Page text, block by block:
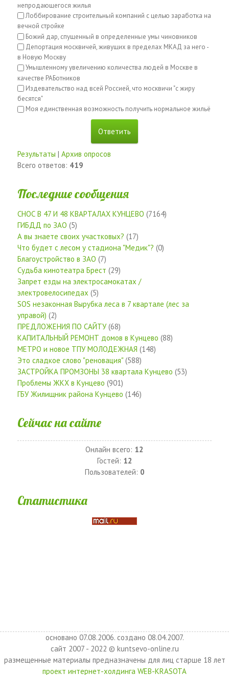
непродающегося жилья
Лоббирование строительный компаний с целью заработка на
вечной стройке
Божий дар, спущенный в определенные умы чиновников
Депортация москвичей, живущих в пределах МКАД за него -
в Новую Москву
Умышленному увеличению количества людей в Москве в
качестве РАБотников
Издевательство над всей Россией, что москвичи "с жиру
бесятся"
Моя единственная возможность получить нормальное жильё
Результаты | Архив опросов
Всего ответов: 419
Последние сообщения
СНОС В 47 И 48 КВАРТАЛАХ КУНЦЕВО (7164)
ГИБДД по ЗАО (5)
А вы знаете своих участковых? (17)
Что будет с лесом у стадиона "Медик"? (0)
Благоустройство в ЗАО (7)
Судьба кинотеатра Брест (29)
Запрет езды на электросамокатах /
электровелосипедах (5)
SOS незаконная Вырубка леса в 7 квартале (лес за
управой) (2)
ПРЕДЛОЖЕНИЯ ПО САЙТУ(68)
КАПИТАЛЬНЫЙ РЕМОНТ домов в Кунцево (88)
МЕТРО и новое ТПУ МОЛОДЕЖНАЯ (148)
Это сладкое слово "реновация" (588)
ЗАСТРОЙКА ПРОМЗОНЫ 38 квартала Кунцево (53)
Проблемы ЖКХ в Кунцево (901)
ГБУ Жилищник района Кунцево (146)
Сейчас на сайте
Онлайн всего: 12
Гостей: 12
Пользователей: 0
Статистика
основано 07.08.2006. создано 08.04.2007.
сайт 2007 - 2022 © kuntsevo-online.ru
размещенные материалы предназначены для лиц старше 18 лет
проект интернет-холдинга WEB-KRASOTA